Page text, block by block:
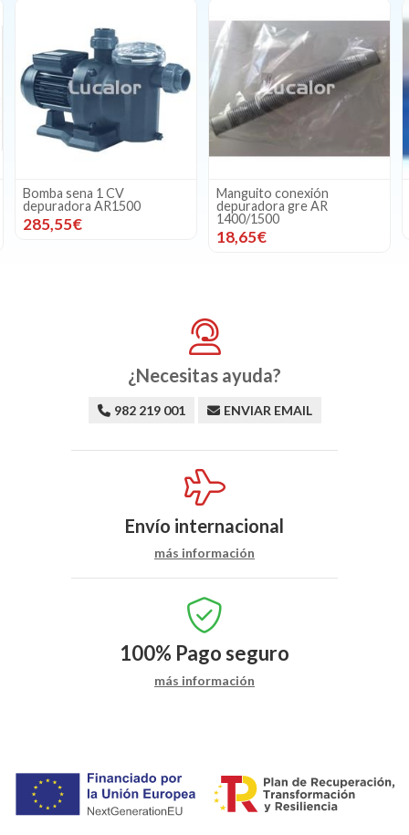
Manguito conexión
depuradora gre AR
1400/1500
18,65€
Manguito conexión
1/2 - maguera D. 38mm
7,24€
¿Necesitas ayuda?
982 219 001 ENVIAR EMAIL
Envío internacional
más información
100% Pago seguro
más información